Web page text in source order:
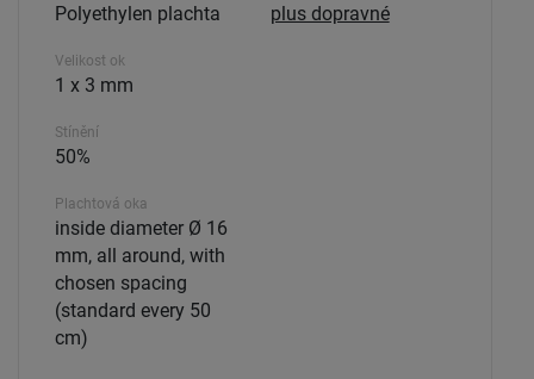
Polyethylen plachta
Velikost ok
1 x 3 mm
Stínění
50%
Plachtová oka
inside diameter Ø 16
mm, all around, with
chosen spacing
(standard every 50
cm)
plus dopravné